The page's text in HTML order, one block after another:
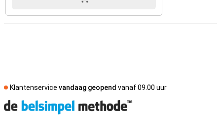
Klantenservice vandaag geopend vanaf 09.00 uur